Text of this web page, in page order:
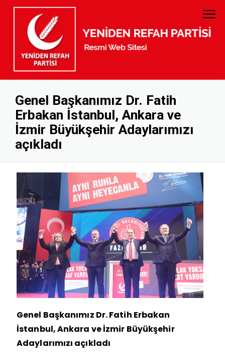
Genel Başkanımız Dr. Fatih
Erbakan İstanbul, Ankara ve
İzmir Büyükşehir Adaylarımızı
açıkladı
Genel Başkanımız Dr. Fatih Erbakan
İstanbul, Ankara ve İzmir Büyükşehir
Adaylarımızı açıkladı
PARTİ TÜZÜĞÜ
PARTİ PROGRAMI
KURUMSAL KİMLİK
BANKA HESAP NUMARALARI
GENEL BAŞKAN
DİSİPLİN KURULU
KADIN KOLLARI
KURUCULAR KURULU
İL BAŞKANLARI